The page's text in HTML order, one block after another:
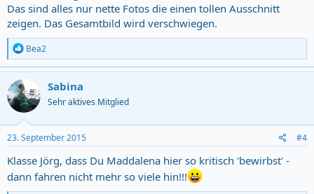
Das sind alles nur nette Fotos die einen tollen Ausschnitt
zeigen. Das Gesamtbild wird verschwiegen.
R
e
a
t
i
o
n
s
:
Bea2
Sabina
Sehr aktives Mitglied
23. September 2015 #4
Klasse Jörg, dass Du Maddalena hier so kritisch 'bewirbst' -
dann fahren nicht mehr so viele hin!!!